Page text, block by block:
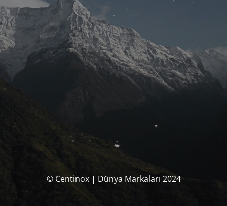
© Centinox | Dünya Markaları 2024